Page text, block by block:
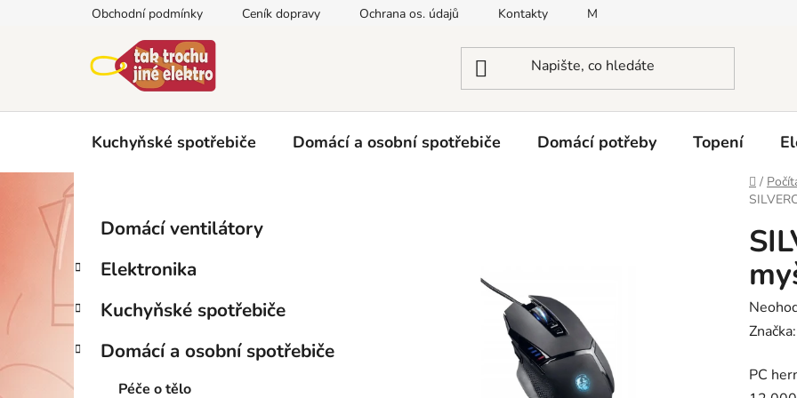
Obchodní podmínky Ceník dopravy Ochrana os. údajů Kontakty Moje objednávka
Kuchyňské spotřebiče Domácí a osobní spotřebiče Domácí potřeby Topení
Domů
/
s
r
a
n
n
Přeskočit
kategorie
e
o
r
i
Domácí ventilátory
Elektronika
Kuchyňské spotřebiče
Domácí a osobní spotřebiče
Péče o tělo
je
PC